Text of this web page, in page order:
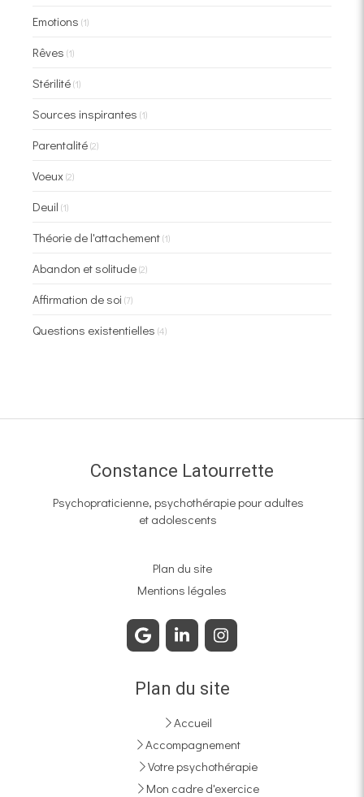
Emotions (1)
Rêves (1)
Stérilité(1)
Sources inspirantes (1)
Parentalité(2)
Voeux(2)
Deuil (1)
Théorie de l'attachement(1)
Abandon et solitude(2)
Affirmation de soi (7)
Questions existentielles (4)
Constance Latourrette
Psychopraticienne, psychothérapie pour adultes
et adolescents
Plan du site
Mentions légales
Plan du site
Accueil
Accompagnement
Votre psychothérapie
Mon cadre d'exercice